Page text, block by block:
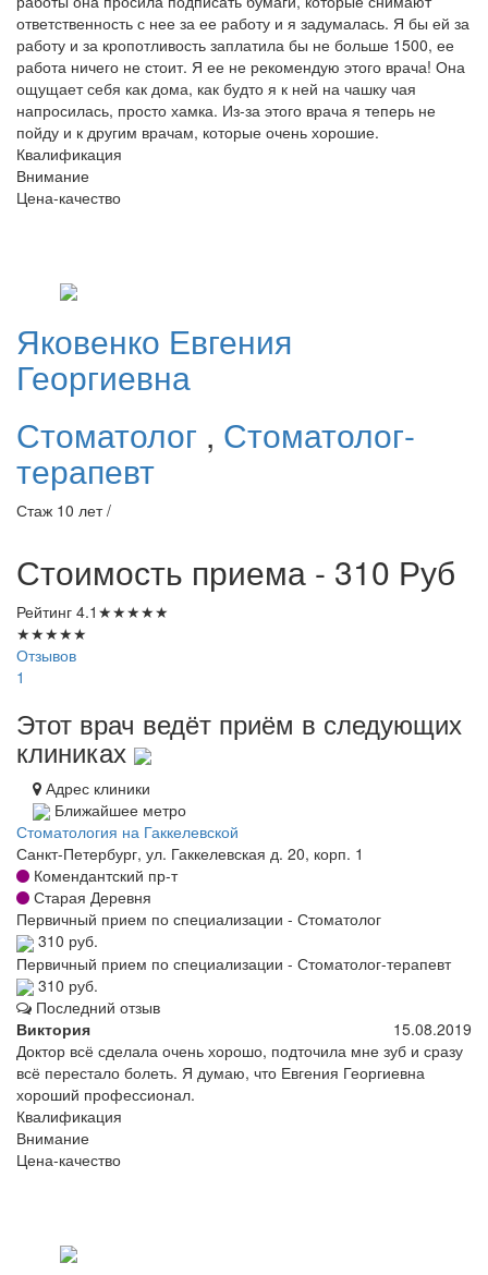
ответственность с нее за ее работу и я задумалась. Я бы ей за
работу и за кропотливость заплатила бы не больше 1500, ее
работа ничего не стоит. Я ее не рекомендую этого врача! Она
ощущает себя как дома, как будто я к ней на чашку чая
напросилась, просто хамка. Из-за этого врача я теперь не
пойду и к другим врачам, которые очень хорошие.
Квалификация
Внимание
Цена-качество
Яковенко Евгения
Георгиевна
Стоматолог , Стоматолог-
терапевт
Стаж 10 лет /
Стоимость приема - 310 Руб
Рейтинг 4.1 ★★★★★
★★★★★
Отзывов
1
Этот врач ведёт приём в следующих
клиниках
Адрес клиники
Ближайшее метро
Стоматология на Гаккелевской
Санкт-Петербург, ул. Гаккелевская д. 20, корп. 1
Комендантский пр-т
Старая Деревня
Первичный прием по специализации - Стоматолог
310 руб.
Первичный прием по специализации - Стоматолог-терапевт
310 руб.
Последний отзыв
Виктория
15.08.2019
Доктор всё сделала очень хорошо, подточила мне зуб и сразу
всё перестало болеть. Я думаю, что Евгения Георгиевна
хороший профессионал.
Квалификация
Внимание
Цена-качество